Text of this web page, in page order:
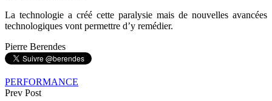
La technologie a créé cette paralysie mais de nouvelles avancées
technologiques vont permettre d’y remédier.
Pierre Berendes
PERFORMANCE
Prev Post